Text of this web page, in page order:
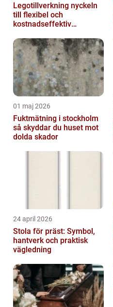
Legotillverkning nyckeln
till flexibel och
kostnadseffektiv
01 maj 2026
Fuktmätning i stockholm
så skyddar du huset mot
dolda skador
24 april 2026
Stola för präst: Symbol,
hantverk och praktisk
vägledning